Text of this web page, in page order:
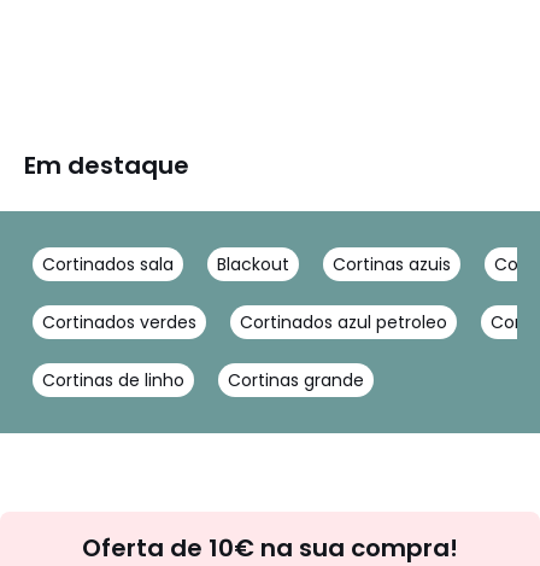
Em destaque
Cortinados sala Blackout Cortinas azuis
Cortinados verdes Cortinados azul petroleo
Cortinas de linho Cortinas grande
Oferta de 10€ na sua compra!